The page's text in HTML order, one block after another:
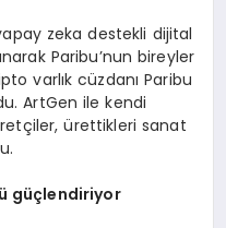
zeka destekli dijital
Paribu’nun bireyler
varlık cüzdanı Paribu
ArtGen ile kendi
ürettikleri sanat
güçlendiriyor